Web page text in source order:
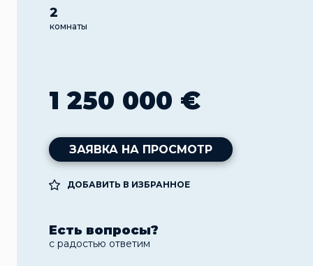
2
комнаты
1 250 000 €
ЗАЯВКА НА ПРОСМОТР
ДОБАВИТЬ В ИЗБРАННОЕ
Есть вопросы?
с радостью ответим